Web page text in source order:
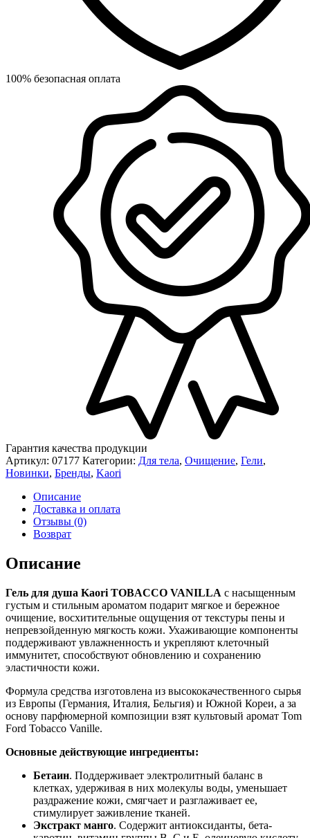
100% безопасная оплата
Гарантия качества продукции
Артикул: 07177 Категории: Для тела, Очищение, Гели,
Новинки, Бренды, Kaori
Описание
Доставка и оплата
Отзывы (0)
Возврат
Описание
Гель для душа Kaori TOBACCO VANILLA с насыщенным
густым и стильным ароматом подарит мягкое и бережное
очищение, восхитительные ощущения от текстуры пены и
непревзойденную мягкость кожи. Ухаживающие компоненты
поддерживают увлажненность и укрепляют клеточный
иммунитет, способствуют обновлению и сохранению
эластичности кожи.
Формула средства изготовлена из высококачественного сырья
из Европы (Германия, Италия, Бельгия) и Южной Кореи, а за
основу парфюмерной композиции взят культовый аромат Tom
Ford Tobacco Vanille.
Основные действующие ингредиенты:
Бетаин. Поддерживает электролитный баланс в
клетках, удерживая в них молекулы воды, уменьшает
раздражение кожи, смягчает и разглаживает ее,
стимулирует заживление тканей.
Экстракт манго. Содержит антиоксиданты, бета-